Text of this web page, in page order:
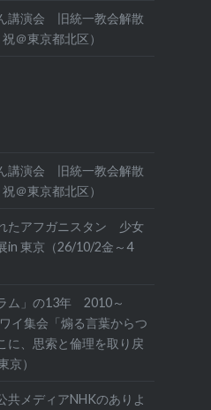
講演会 旧統一教会解散
＠東京都北区）
講演会 旧統一教会解散
＠東京都北区）
たアフガニスタン 少女
東京（26/10/2金～4
ム」の13年 2010～
イ集会「煽る言葉からつ
に、思索と倫理を取り戻
京）
共メディアNHKのありよ